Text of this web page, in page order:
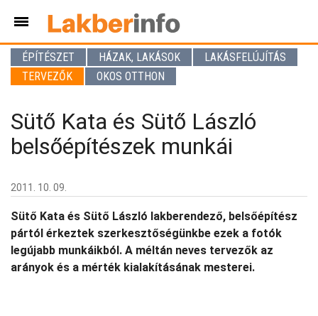
ÉPÍTÉSZET HÁZAK, LAKÁSOK
LAKÁSFELÚJÍTÁS
TERVEZŐK
OKOS OTTHON
Sütő Kata és Sütő László
belsőépítészek munkái
2011. 10. 09.
Sütő Kata és Sütő László lakberendező, belsőépítész
pártól érkeztek szerkesztőségünkbe ezek a fotók
legújabb munkáikból. A méltán neves tervezők az
arányok és a mérték kialakításának mesterei.